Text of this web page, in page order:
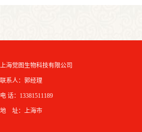
上海觉图生物科技有限公司
联系人：郭经理
电 话：13381511189
地 址：上海市